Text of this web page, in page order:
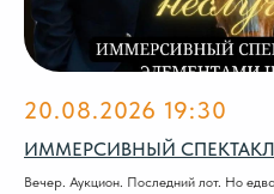
20.08.2026 19:30
ИММЕРСИВНЫЙ
Вечер. Аукцион. Последний лот. Но